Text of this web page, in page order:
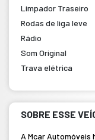
Limpador Traseiro
Rodas de liga leve
Rádio
Som Original
Trava elétrica
SOBRE ESSE
A Mcar Automóveis